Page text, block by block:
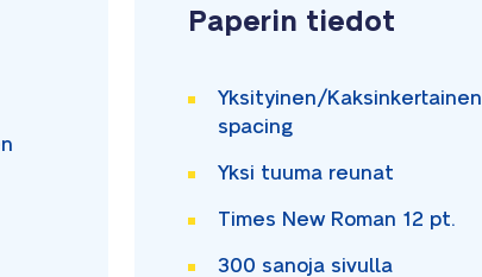
Paperin tiedot
Yksityinen/Kaksinkertainen
spacing
Yksi tuuma reunat
Times New Roman 12 pt.
300 sanoja sivulla